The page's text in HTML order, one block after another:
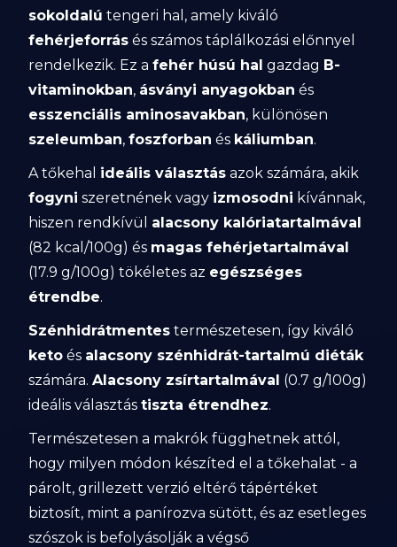
sokoldalú tengeri hal, amely kiváló
fehérjeforrás és számos táplálkozási előnnyel
rendelkezik. Ez afehér húsú hal gazdag B-
vitaminokban, ásványi anyagokban és
esszenciális aminosavakban, különösen
szeleumban,foszforban és káliumban.
A tőkehal ideális választás azok számára, akik
fogyni szeretnének vagy izmosodni kívánnak,
hiszen rendkívül alacsony kalóriatartalmával
(82 kcal/100g) és magas fehérjetartalmával
(17.9 g/100g) tökéletes az egészséges
étrendbe.
Szénhidrátmentes természetesen, így kiváló
keto és alacsony szénhidrát-tartalmú diéták
számára.Alacsony zsírtartalmával (0.7 g/100g)
ideális választástiszta étrendhez.
Természetesen a makrók függhetnek attól,
hogy milyen módon készíted el a tőkehalat - a
párolt, grillezett verzió eltérő tápértéket
biztosít, mint a panírozva sütött, és az esetleges
szószok is befolyásolják a végső